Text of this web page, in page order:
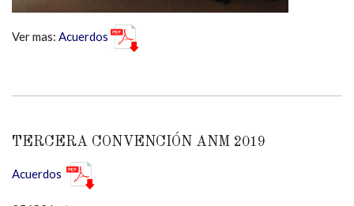
Ver mas: Acuerdos
TERCERA CONVENCIÓN ANM 2019
Acuerdos